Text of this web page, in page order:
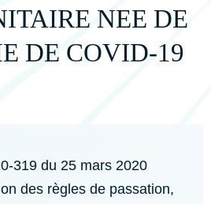
NEE DE
DE COVID-19
319 du 25 mars 2020
des règles de passation,